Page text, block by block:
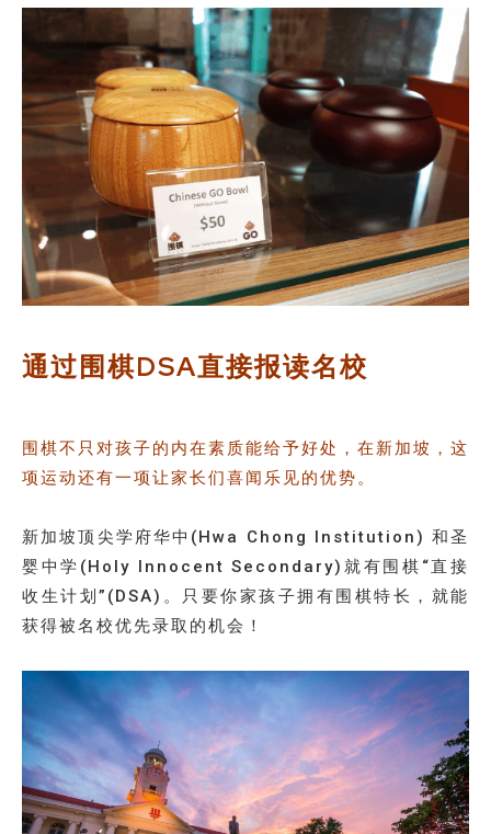
通过围棋DSA直接报读名校
围棋不只对孩子的内在素质能给予好处，在新加坡，这
项运动还有一项让家长们喜闻乐见的优势。
新加坡顶尖学府华中(Hwa Chong Institution) 和圣
婴中学(Holy Innocent Secondary)就有围棋“直接
收生计划”(DSA)。只要你家孩子拥有围棋特长，就能
获得被名校优先录取的机会！